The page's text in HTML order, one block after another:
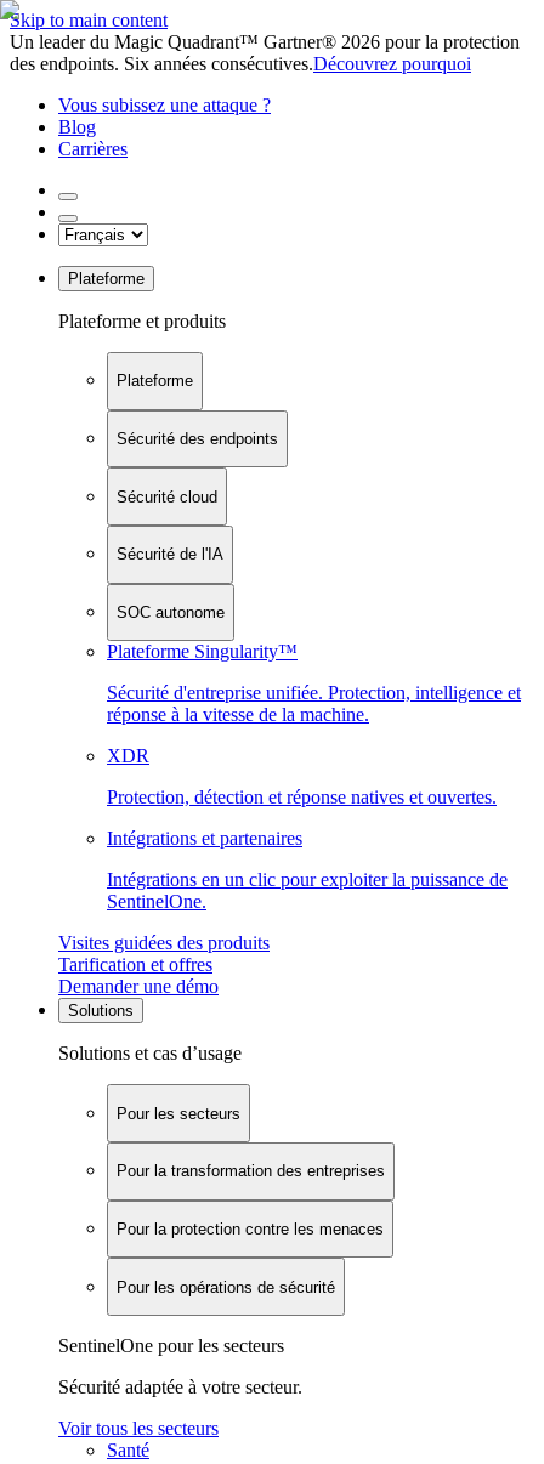
Skip to main content
Un leader du Magic Quadrant™ Gartner® 2026 pour la protection
des endpoints. Six années consécutives.Découvrez pourquoi
Vous subissez une attaque ?
Blog
Carrières
Plateforme
Plateforme et produits
Plateforme
Sécurité des endpoints
Sécurité cloud
Sécurité de l'IA
SOC autonome
Plateforme Singularity™
Sécurité d'entreprise unifiée. Protection, intelligence et
réponse à la vitesse de la machine.
XDR
Protection, détection et réponse natives et ouvertes.
Intégrations et partenaires
Intégrations en un clic pour exploiter la puissance de
SentinelOne.
Visites guidées des produits
Tarification et offres
Demander une démo
Solutions
Solutions et cas d’usage
Pour les secteurs
Pour la transformation des entreprises
Pour la protection contre les menaces
Pour les opérations de sécurité
SentinelOne pour les secteurs
Sécurité adaptée à votre secteur.
Voir tous les secteurs
Santé